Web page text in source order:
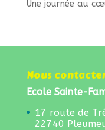
mémoire
Une équipe en
Une journée au